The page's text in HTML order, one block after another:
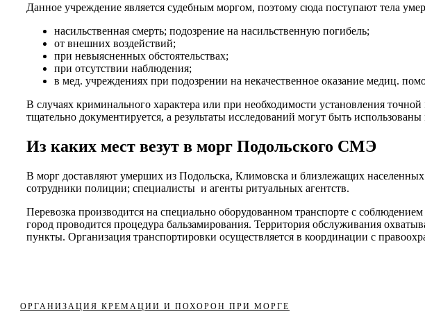
Данное учреждение является судебным моргом, поэтому сюда поступают тела
насильственная смерть; подозрение на насильственную погибель;
от внешних воздействий;
при невыясненных обстоятельствах;
при отсутствии наблюдения;
в мед. учреждениях при подозрении на некачественное оказание медиц.
В случаях криминального характера или при необходимости установления
тщательно документируется, а результаты исследований могут быть
Из каких мест везут в морг Подольского СМЭ
В морг доставляют умерших из Подольска, Климовска и близлежащих
сотрудники полиции; специалисты и агенты ритуальных агентств.
Перевозка производится на специально оборудованном транспорте с
город проводится процедура бальзамирования. Территория обслуживания
пункты. Организация транспортировки осуществляется в координации с
ОРГАНИЗАЦИЯ КРЕМАЦИИ И ПОХОРОН ПРИ МОРГЕ